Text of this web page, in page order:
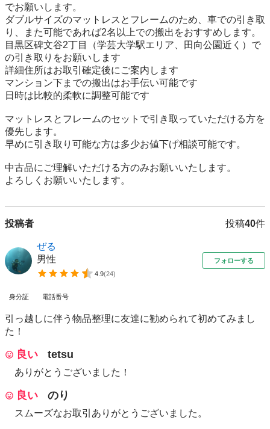
でお願いします。
ダブルサイズのマットレスとフレームのため、車での引き取
り、また可能であれば2名以上での搬出をおすすめします。
目黒区碑文谷2丁目（学芸大学駅エリア、田向公園近く）で
の引き取りをお願いします
詳細住所はお取引確定後にご案内します
マンション下までの搬出はお手伝い可能です
日時は比較的柔軟に調整可能です
マットレスとフレームのセットで引き取っていただける方を
優先します。
早めに引き取り可能な方は多少お値下げ相談可能です。
中古品にご理解いただける方のみお願いいたします。
よろしくお願いいたします。
投稿者 投稿40件
ぜる
男性
4.9(24)
フォローする
身分証 電話番号
引っ越しに伴う物品整理に友達に勧められて初めてみまし
た！
良い tetsu
ありがとうございました！
良い のり
スムーズなお取引ありがとうございました。